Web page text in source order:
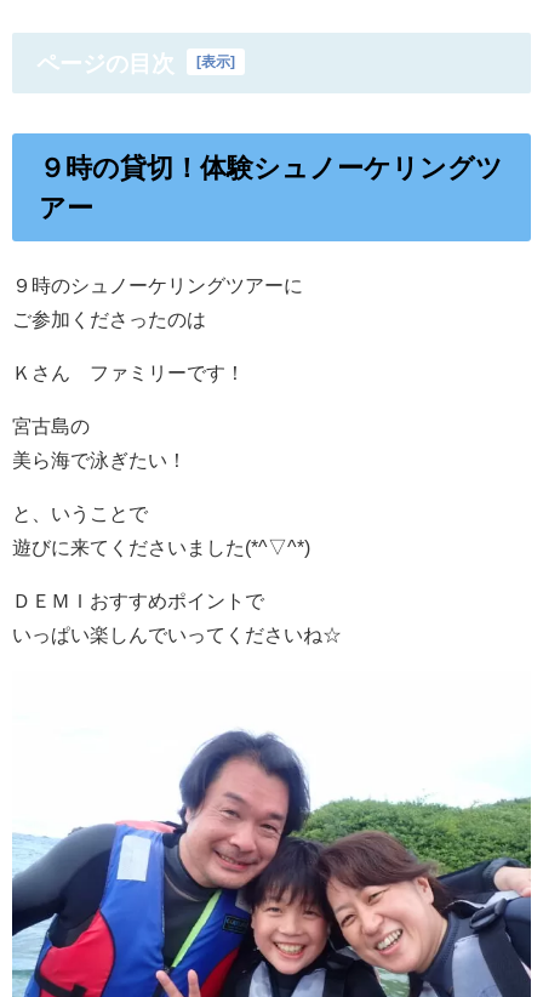
ページの目次 [表示]
９時の貸切！体験シュノーケリングツ
アー
９時のシュノーケリングツアーに
ご参加くださったのは
Ｋさん ファミリーです！
宮古島の
美ら海で泳ぎたい！
と、いうことで
遊びに来てくださいました(*^▽^*)
ＤＥＭＩおすすめポイントで
いっぱい楽しんでいってくださいね☆